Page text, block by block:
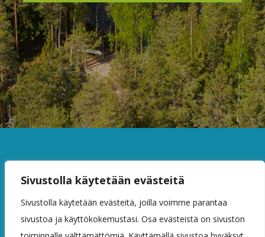
Sivustolla käytetään evästeitä
Sivustolla käytetään evästeitä, joilla voimme parantaa
sivustoa ja käyttökokemustasi. Osa evästeistä on sivuston
KONTAKT INFORMATIONEN
DATENSCHUTZ
BUCHUNGSBEDINGUNGEN